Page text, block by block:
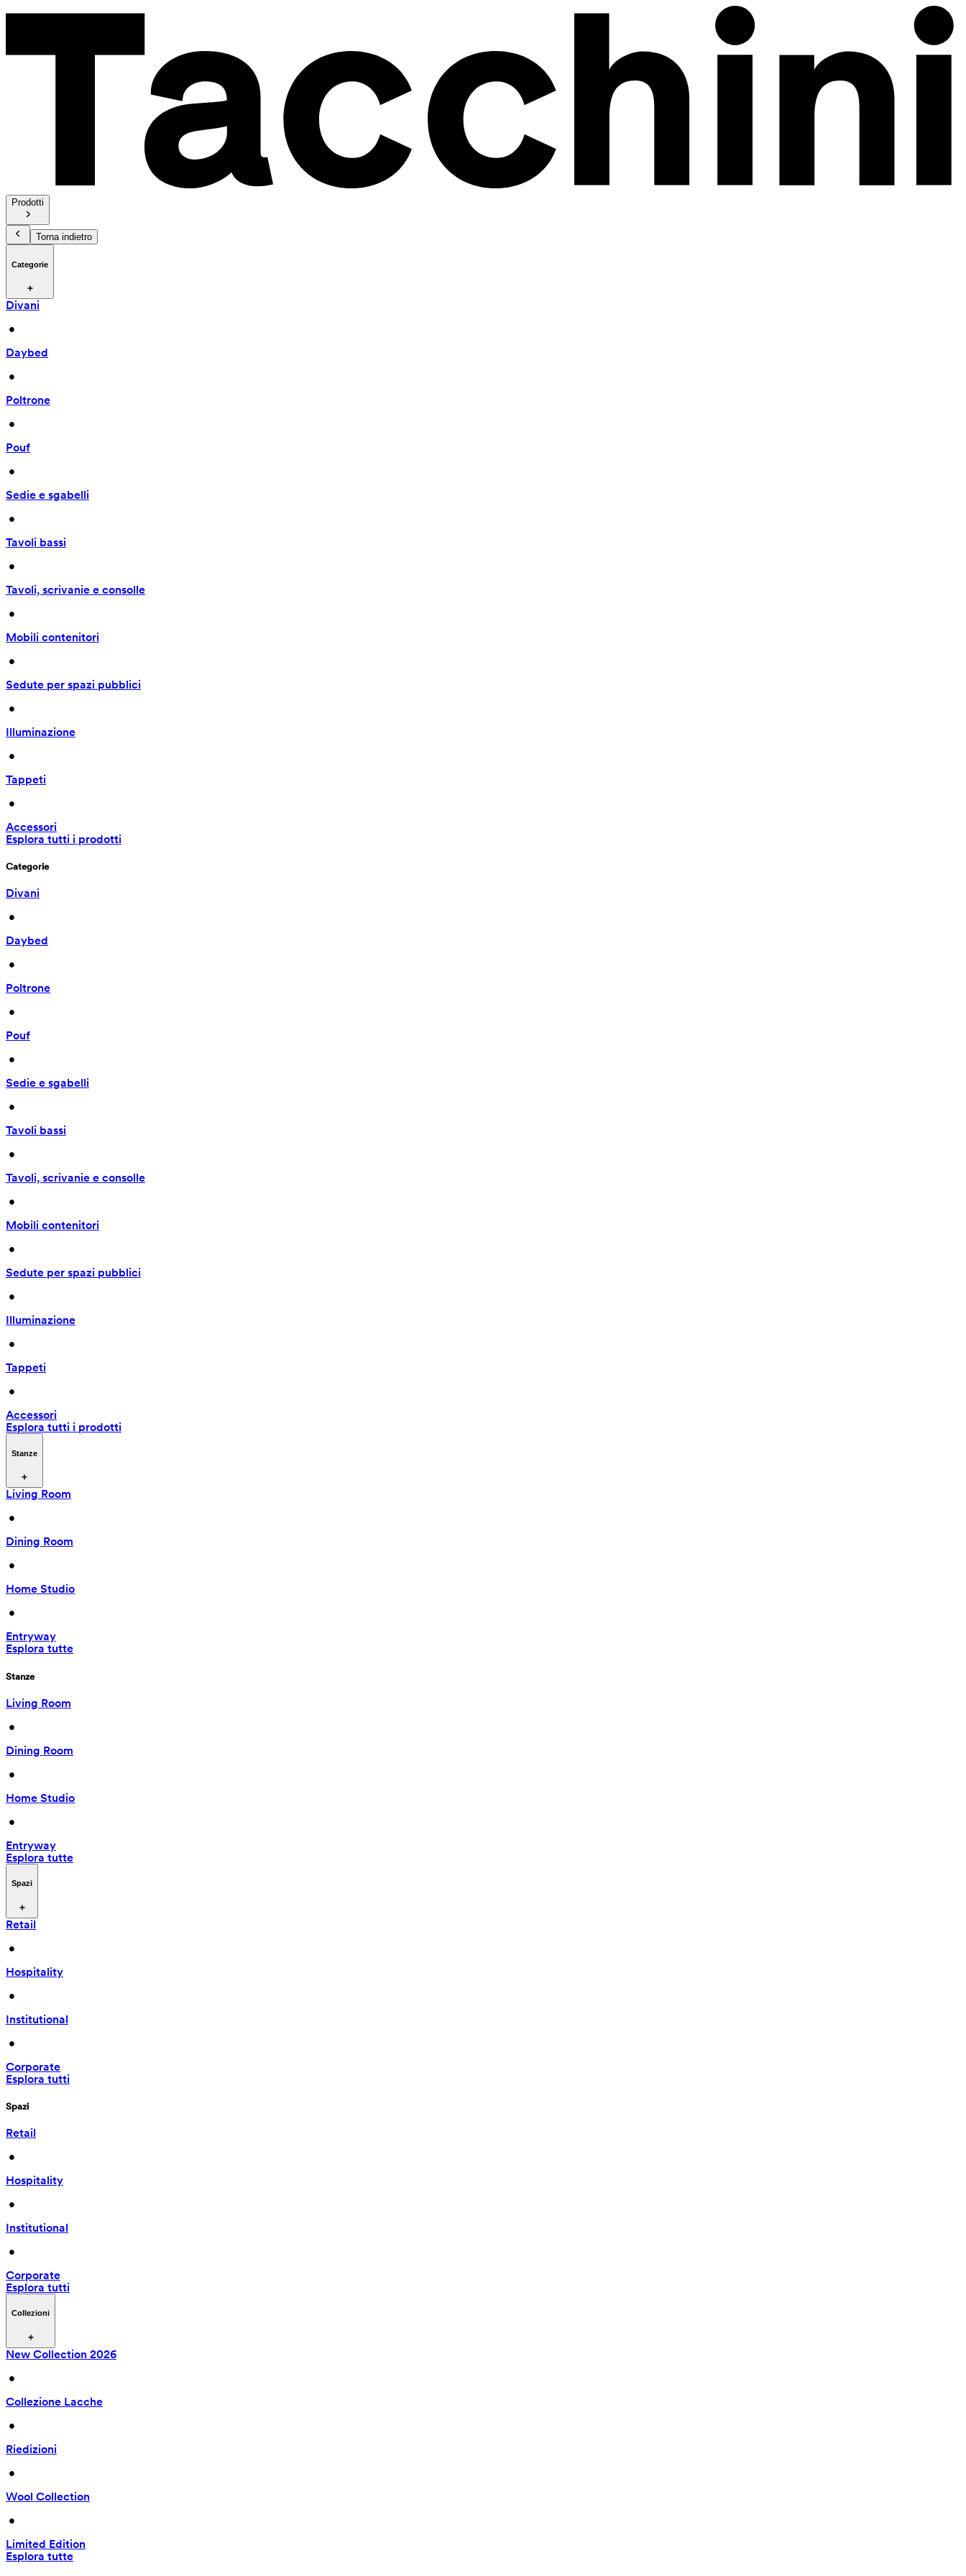
Prodotti
Torna indietro
Categorie
Divani
•
Daybed
•
Poltrone
•
Pouf
•
Sedie e sgabelli
•
Tavoli bassi
•
Tavoli, scrivanie e consolle
•
Mobili contenitori
•
Sedute per spazi pubblici
•
Illuminazione
•
Tappeti
•
Accessori
Esplora tutti i prodotti
Categorie
Divani
•
Daybed
•
Poltrone
•
Pouf
•
Sedie e sgabelli
•
Tavoli bassi
•
Tavoli, scrivanie e consolle
•
Mobili contenitori
•
Sedute per spazi pubblici
•
Illuminazione
•
Tappeti
•
Accessori
Esplora tutti i prodotti
Stanze
Living Room
•
Dining Room
•
Home Studio
•
Entryway
Esplora tutte
Stanze
Living Room
•
Dining Room
•
Home Studio
•
Entryway
Esplora tutte
Spazi
Retail
•
Hospitality
•
Institutional
•
Corporate
Esplora tutti
Spazi
Retail
•
Hospitality
•
Institutional
•
Corporate
Esplora tutti
Collezioni
New Collection 2026
•
Collezione Lacche
•
Riedizioni
•
Wool Collection
•
Limited Edition
Esplora tutte